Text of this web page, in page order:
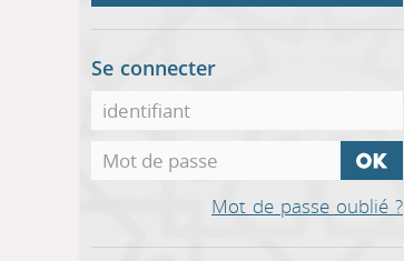
Se connecter
Mot de passe oublié ?